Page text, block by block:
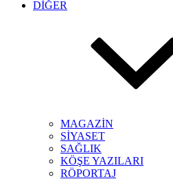
DİĞER
MAGAZİN
SİYASET
SAĞLIK
KÖŞE YAZILARI
RÖPORTAJ